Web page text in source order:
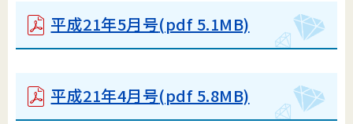
平成21年5月号(pdf 5.1MB)
平成21年4月号(pdf 5.8MB)